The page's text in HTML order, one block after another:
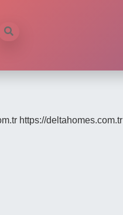
https://deltahomes.com.tr